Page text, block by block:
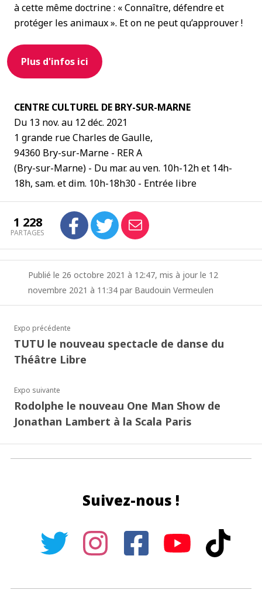
à cette même doctrine : « Connaître, défendre et
protéger les animaux ». Et on ne peut qu’approuver !
Plus d'infos ici
CENTRE CULTUREL DE BRY-SUR-MARNE
Du 13 nov. au 12 déc. 2021
1 grande rue Charles de Gaulle,
94360 Bry-sur-Marne - RER A
(Bry-sur-Marne) - Du mar. au ven. 10h-12h et 14h-
18h, sam. et dim. 10h-18h30 - Entrée libre
1 228
PARTAGES
Publié le 26 octobre 2021 à 12:47, mis à jour le 12
novembre 2021 à 11:34 par Baudouin Vermeulen
Expo précédente
TUTU le nouveau spectacle de danse du
Théâtre Libre
Expo suivante
Rodolphe le nouveau One Man Show de
Jonathan Lambert à la Scala Paris
Suivez-nous !